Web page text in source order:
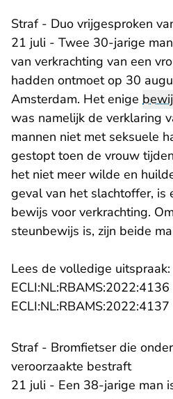
Straf - Duo vrijgesproken
21 juli - Twee 30-jarige
van verkrachting van een
hadden ontmoet op 30
Amsterdam. Het enige
was namelijk de verklaring
mannen niet met seksuele
gestopt toen de vrouw
het niet meer wilde en
geval van het slachtoffer, is
bewijs voor verkrachting.
steunbewijs is, zijn beide
Lees de volledige uitspraak:
ECLI:NL:RBAMS:2022:4136
ECLI:NL:RBAMS:2022:4137
Straf - Bromfietser die
veroorzaakte bestraft
21 juli - Een 38-jarige man